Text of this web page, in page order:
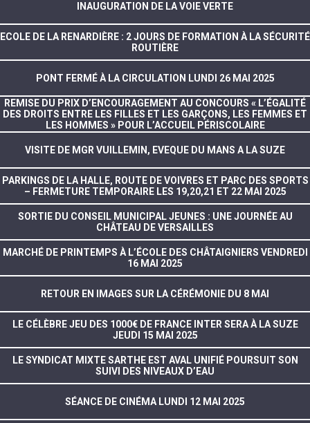
INAUGURATION DE LA VOIE VERTE
ECOLE DE LA RENARDIÈRE : 2 JOURS DE FORMATION À LA SÉCURITÉ
ROUTIÈRE
PONT FERMÉ À LA CIRCULATION LUNDI 26 MAI 2025
REMISE DU PRIX D’ENCOURAGEMENT AU CONCOURS « L’ÉGALITÉ
DES DROITS ENTRE LES FILLES ET LES GARÇONS, LES FEMMES ET
LES HOMMES » POUR L’ACCUEIL PÉRISCOLAIRE
VISITE DE MGR VUILLEMIN, EVEQUE DU MANS A LA SUZE
PARKINGS DE LA HALLE, ROUTE DE VOIVRES ET PARC DES SPORTS
– FERMETURE TEMPORAIRE LES 19,20,21 ET 22 MAI 2025
SORTIE DU CONSEIL MUNICIPAL JEUNES : UNE JOURNÉE AU
CHÂTEAU DE VERSAILLES
MARCHÉ DE PRINTEMPS À L’ÉCOLE DES CHÂTAIGNIERS VENDREDI
16 MAI 2025
RETOUR EN IMAGES SUR LA CÉRÉMONIE DU 8 MAI
LE CÉLÈBRE JEU DES 1000€ DE FRANCE INTER SERA À LA SUZE
JEUDI 15 MAI 2025
LE SYNDICAT MIXTE SARTHE EST AVAL UNIFIÉ POURSUIT SON
SUIVI DES NIVEAUX D’EAU
SÉANCE DE CINÉMA LUNDI 12 MAI 2025